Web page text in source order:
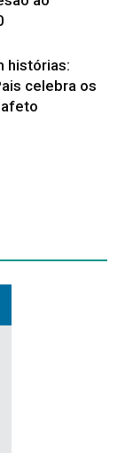
histórias:
celebra os